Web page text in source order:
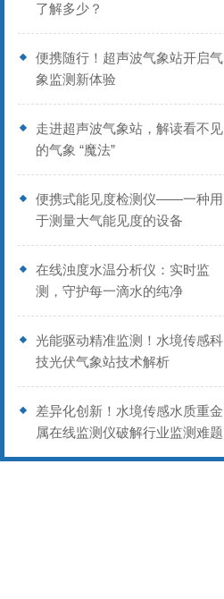
了解多少？
便携随行！超声波气象站开启气
象监测新体验
走进超声波气象站，解读看不见
的气象 “魔法”
便携式能见度检测仪——一种用
于测量大气能见度的设备
在线浊度水温分析仪：实时监
测，守护每一滴水的纯净
光能驱动精准监测！水境传感科
技光伏气象站技术解析
差异化创新！水境传感水质重金
属在线监测仪破解行业监测难题